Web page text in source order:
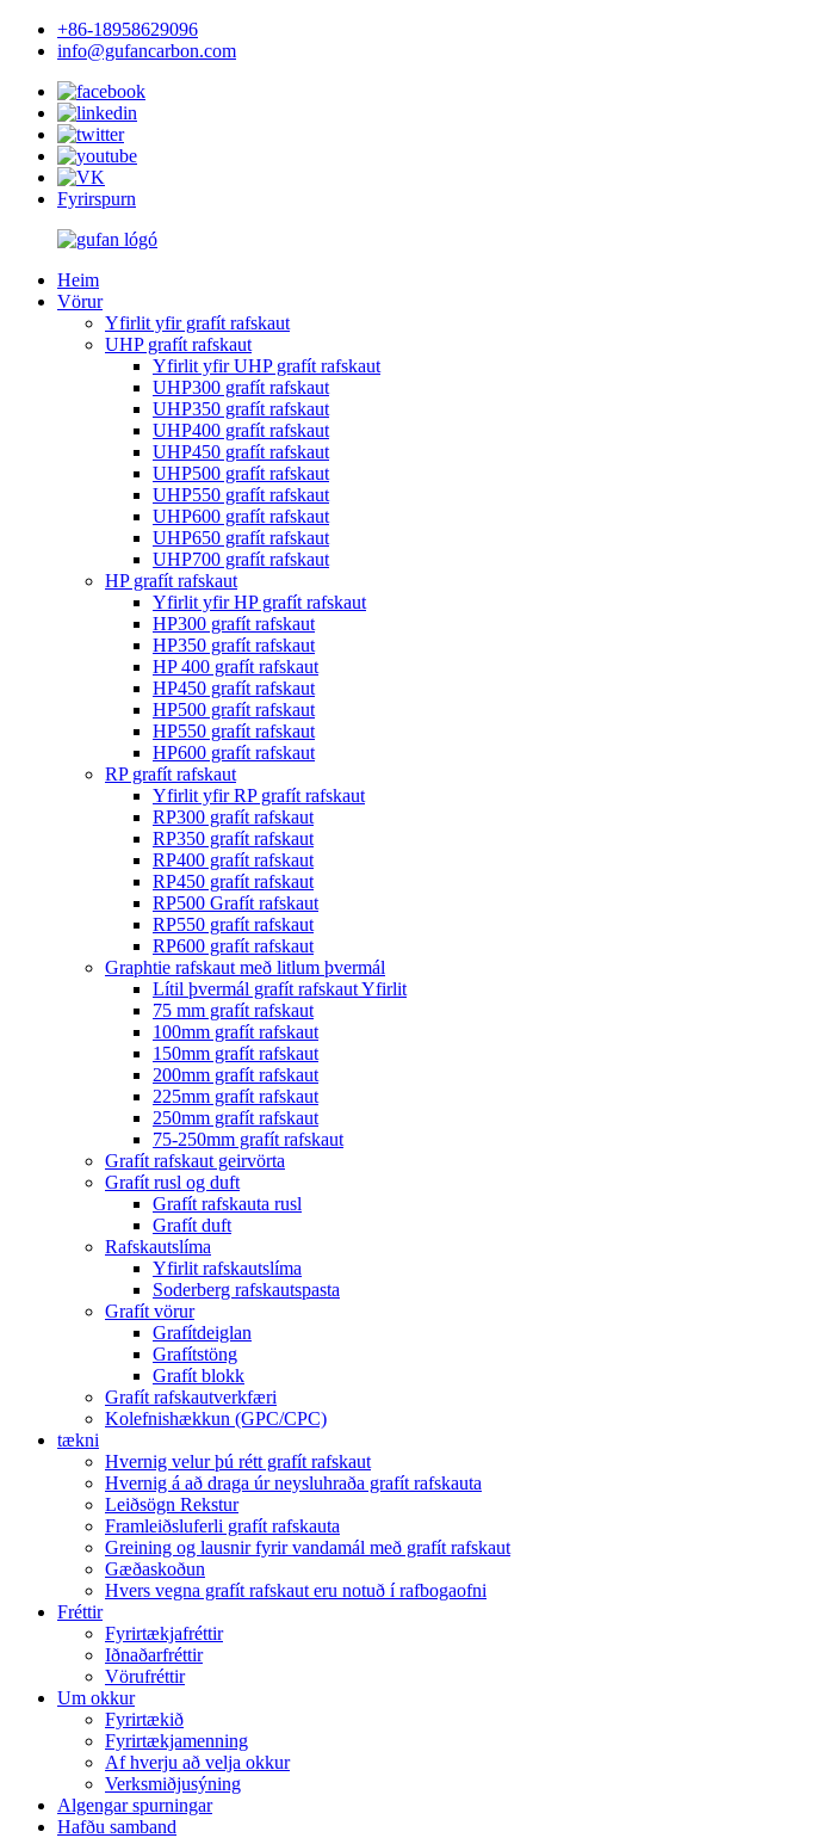
+86-18958629096
info@gufancarbon.com
Fyrirspurn
Heim
Vörur
Yfirlit yfir grafít rafskaut
UHP grafít rafskaut
Yfirlit yfir UHP grafít rafskaut
UHP300 grafít rafskaut
UHP350 grafít rafskaut
UHP400 grafít rafskaut
UHP450 grafít rafskaut
UHP500 grafít rafskaut
UHP550 grafít rafskaut
UHP600 grafít rafskaut
UHP650 grafít rafskaut
UHP700 grafít rafskaut
HP grafít rafskaut
Yfirlit yfir HP grafít rafskaut
HP300 grafít rafskaut
HP350 grafít rafskaut
HP 400 grafít rafskaut
HP450 grafít rafskaut
HP500 grafít rafskaut
HP550 grafít rafskaut
HP600 grafít rafskaut
RP grafít rafskaut
Yfirlit yfir RP grafít rafskaut
RP300 grafít rafskaut
RP350 grafít rafskaut
RP400 grafít rafskaut
RP450 grafít rafskaut
RP500 Grafít rafskaut
RP550 grafít rafskaut
RP600 grafít rafskaut
Graphtie rafskaut með litlum þvermál
Lítil þvermál grafít rafskaut Yfirlit
75 mm grafít rafskaut
100mm grafít rafskaut
150mm grafít rafskaut
200mm grafít rafskaut
225mm grafít rafskaut
250mm grafít rafskaut
75-250mm grafít rafskaut
Grafít rafskaut geirvörta
Grafít rusl og duft
Grafít rafskauta rusl
Grafít duft
Rafskautslíma
Yfirlit rafskautslíma
Soderberg rafskautspasta
Grafít vörur
Grafítdeiglan
Grafítstöng
Grafít blokk
Grafít rafskautverkfæri
Kolefnishækkun (GPC/CPC)
tækni
Hvernig velur þú rétt grafít rafskaut
Hvernig á að draga úr neysluhraða grafít rafskauta
Leiðsögn Rekstur
Framleiðsluferli grafít rafskauta
Greining og lausnir fyrir vandamál með grafít rafskaut
Gæðaskoðun
Hvers vegna grafít rafskaut eru notuð í rafbogaofni
Fréttir
Fyrirtækjafréttir
Iðnaðarfréttir
Vörufréttir
Um okkur
Fyrirtækið
Fyrirtækjamenning
Af hverju að velja okkur
Verksmiðjusýning
Algengar spurningar
Hafðu samband